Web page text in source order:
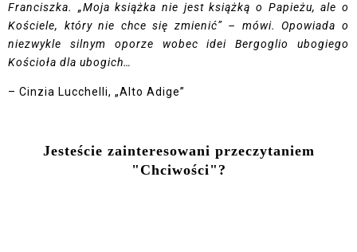
Franciszka. „Moja książka nie jest książką o Papieżu, ale o
Kościele, który nie chce się zmienić” – mówi. Opowiada o
niezwykle silnym oporze wobec idei Bergoglio ubogiego
Kościoła dla ubogich…
– Cinzia Lucchelli, „Alto Adige”
Jesteście zainteresowani przeczytaniem
"Chciwości"?